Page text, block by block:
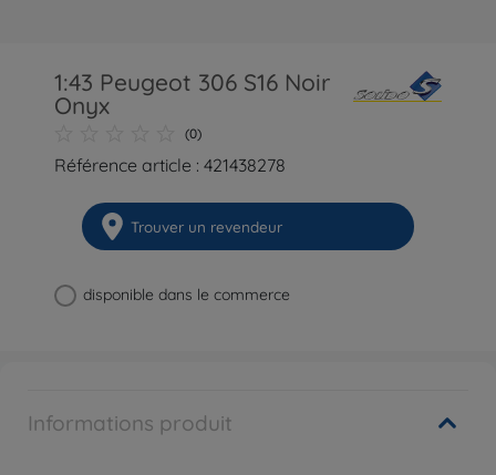
1:43 Peugeot 306 S16 Noir
Onyx
(0)
Référence article : 421438278
Trouver un revendeur
disponible dans le commerce
Informations produit